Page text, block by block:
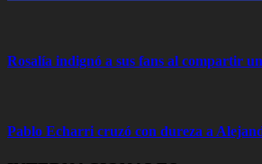
Rosalía indignó a sus fans al compartir
Pablo Echarri cruzó con dureza a